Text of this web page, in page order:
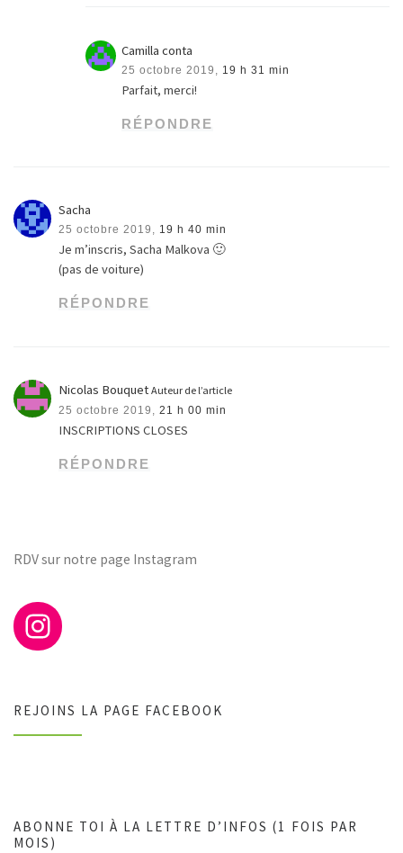
Camilla conta
25 octobre 2019, 19 h 31 min
Parfait, merci!
RÉPONDRE
Sacha
25 octobre 2019, 19 h 40 min
Je m’inscris, Sacha Malkova 🙂
(pas de voiture)
RÉPONDRE
Nicolas BouquetAuteur de l’article
25 octobre 2019, 21 h 00 min
INSCRIPTIONS CLOSES
RÉPONDRE
RDV sur notre page Instagram
REJOINS LA PAGE FACEBOOK
ABONNE TOI À LA LETTRE D’INFOS (1 FOIS PAR
MOIS)